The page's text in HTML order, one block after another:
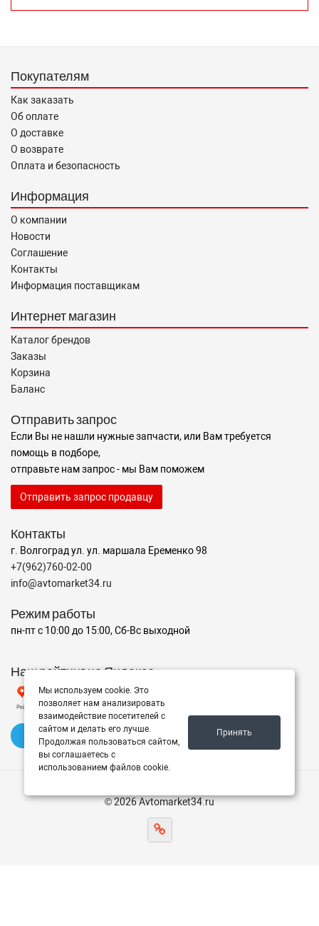
«О защите прав потребителей».
Покупателям
Как заказать
Об оплате
О доставке
О возврате
Оплата и безопасность
Информация
О компании
Новости
Соглашение
Контакты
Информация поставщикам
Интернет магазин
Каталог брендов
Заказы
Корзина
Баланс
Отправить запрос
Если Вы не нашли нужные запчасти, или Вам требуется
помощь в подборе,
отправьте нам запрос - мы Вам поможем
Отправить запрос продавцу
Контакты
г. Волгоград ул. ул. маршала Еременко 98
+7(962)760-02-00
info@avtomarket34.ru
Режим работы
пн-пт с 10:00 до 15:00, Сб-Вс выходной
Наш рейтинг на Яндексе
✍️ Оставить отзыв
© 2026 Avtomarket34.ru
Мы используем cookie. Это
позволяет нам анализировать
взаимодействие посетителей с
сайтом и делать его лучше.
Продолжая пользоваться сайтом,
вы соглашаетесь с
использованием файлов cookie.
Принять